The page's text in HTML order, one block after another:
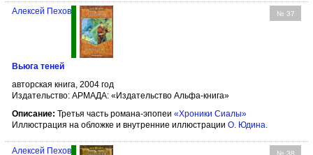
№ 37
Алексей Пехов
Вьюга теней
авторская книга, 2004 год
Издательство: АРМАДА: «Издательство Альфа-книга»
Описание: Третья часть романа-эпопеи «Хроники Сиалы»
Иллюстрация на обложке и внутренние иллюстрации О. Юдина.
№ 38
Алексей Пехов